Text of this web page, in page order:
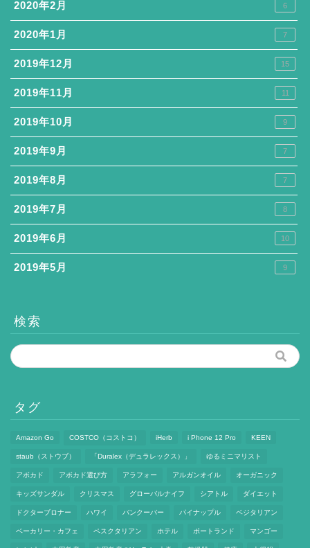
2020年2月 6
2020年1月 7
2019年12月 15
2019年11月 11
2019年10月 9
2019年9月 7
2019年8月 7
2019年7月 8
2019年6月 10
2019年5月 9
検索
タグ
Amazon Go COSTCO（コストコ） iHerb i Phone 12 Pro KEEN
staub（ストウブ） 「Duralex（デュラレックス）」 ゆるミニマリスト
アボカド アボカド選び方 アラフォー アルガンオイル オーガニック
キッズサンダル クリスマス グローバルナイフ シアトル ダイエット
ドクターブロナー ハワイ バンクーバー パイナップル ベジタリアン
ベーカリー・カフェ ペスクタリアン ホテル ポートランド マンゴー